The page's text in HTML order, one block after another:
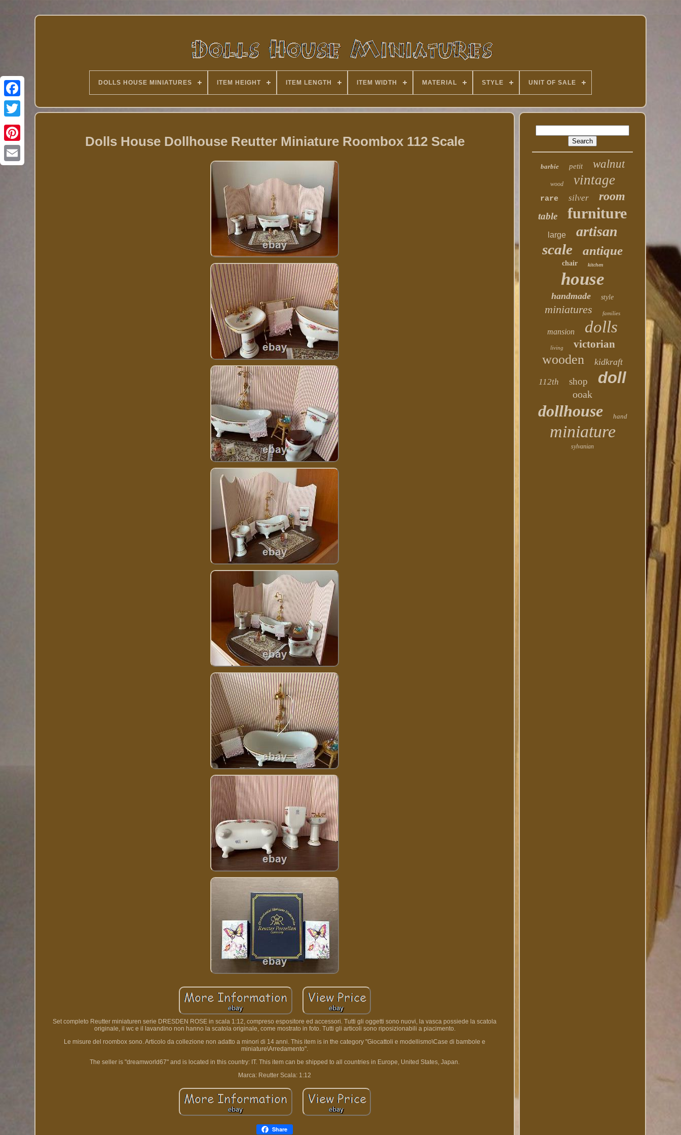
Twitter
DOLLS HOUSE MINIATURES ITEM HEIGHT ITEM LENGTH ITEM WIDTH MATERIAL STYLE UNIT OF SALE
Dolls House Dollhouse Reutter Miniature Roombox 112 Scale
Set completo Reutter miniaturen serie DRESDEN ROSE in scala 1:12, compreso espositore ed accessori. Tutti gli oggetti sono nuovi, la vasca possiede la scatola
originale, il wc e il lavandino non hanno la scatola originale, come mostrato in foto. Tutti gli articoli sono riposizionabili a piacimento.
Le misure del roombox sono. Articolo da collezione non adatto a minori di 14 anni. This item is in the category "Giocattoli e modellismo\Case di bambole e
miniature\Arredamento".
The seller is "dreamworld67" and is located in this country: IT. This item can be shipped to all countries in Europe, United States, Japan.
Marca: Reutter Scala: 1:12
Share
barbie petit walnut
wood vintage
rare silver room
table furniture
large artisan
scale antique
chair kitchen
house
handmade style
miniatures families
mansion dolls
living victorian
wooden kidkraft
112th shop doll
ooak
dollhouse hand
miniature
sylvanian